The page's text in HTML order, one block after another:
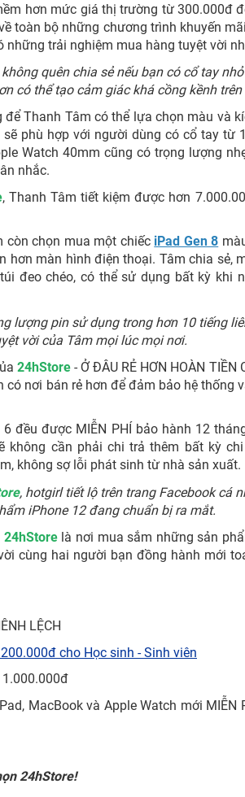
hơn mức giá thị trường từ 300.000đ
toàn bộ những chương trình khuyến
những trải nghiệm mua hàng tuyệt vời
quên chia sẻ nếu bạn có cổ tay
có thể tạo cảm giác khá cồng kềnh trên
Thanh Tâm có thể lựa chọn màu và
sẽ phù hợp với người dùng có cổ tay từ
Watch 40mm cũng có trọng lượng
nhắc.
, Thanh Tâm tiết kiệm được hơn
còn chọn mua một chiếc iPad Gen 8
hơn màn hình điện thoại. Tâm chia sẻ,
đeo chéo, có thể sử dụng bất kỳ khi
lượng pin sử dụng trong hơn 10 tiếng
vời của Tâm mọi lúc mọi nơi.
24hStore- Ở ĐÂU RẺ HƠN HOÀN TIỀN
nơi bán rẻ hơn để đảm bảo hệ thống
đều được MIỄN PHÍ bảo hành 12
không cần phải chi trả thêm bất kỳ
không sợ lỗi phát sinh từ nhà sản xuất.
, hotgirl tiết lộ trên trang Facebook cá
iPhone 12 đang chuẩn bị ra mắt.
24hStore là nơi mua sắm những sản
cùng hai người bạn đồng hành mới
LỆCH
cho Học sinh - Sinh viên
1.000.000đ
MacBook và Apple Watch mới MIỄN
24hStore!